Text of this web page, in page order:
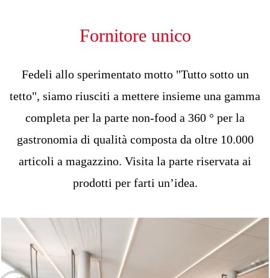
Fornitore unico
Fedeli allo sperimentato motto "Tutto sotto un
tetto", siamo riusciti a mettere insieme una gamma
completa per la parte non-food a 360 ° per la
gastronomia di qualità composta da oltre 10.000
articoli a magazzino. Visita la parte riservata ai
prodotti per farti un’idea.